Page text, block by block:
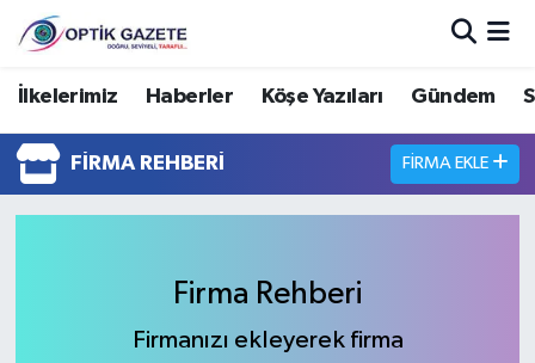
İlkelerimiz Haberler Köşe Yazıları Gündem
FIRMA REHBERI FIRMA EKLE
Firma Rehberi
Firmanızı ekleyerek firma
Nöbetçi Eczaneler
Hava Durumu
İstanbul Namaz Vakitleri
Süper Lig Puan Durumu ve Fikstür